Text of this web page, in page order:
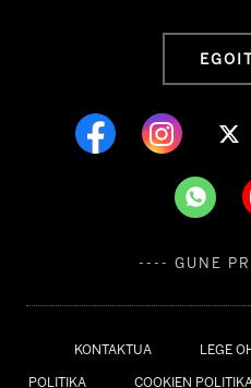
KONTAKTUA LEGE
POLITIKA COOKIEN
---- GUNE